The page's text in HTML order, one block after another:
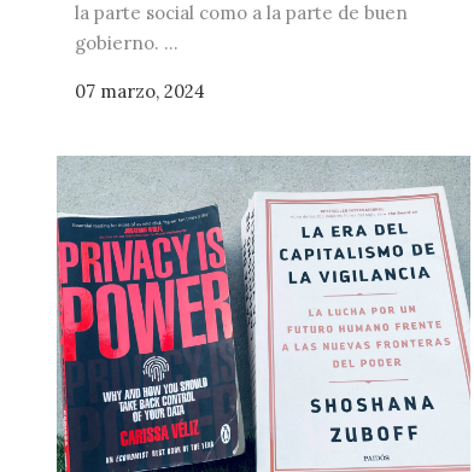
la parte social como a la parte de buen
gobierno. ...
07 marzo, 2024